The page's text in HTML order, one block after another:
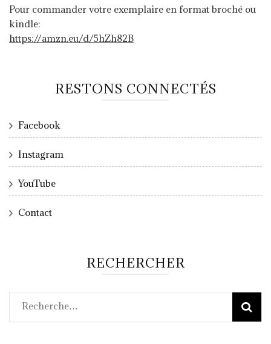
Pour commander votre exemplaire en format broché ou
kindle:
https://amzn.eu/d/5hZh82B
RESTONS CONNECTÉS
Facebook
Instagram
YouTube
Contact
RECHERCHER
Rechercher :